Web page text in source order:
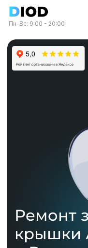
Пн-Вс: 9:00 - 20:00
Ремонт
крышки